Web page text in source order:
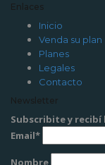
Enlaces
Inicio
Venda su plan
Planes
Legales
Contacto
Newsletter
Subscribite y
Email*
Nombre